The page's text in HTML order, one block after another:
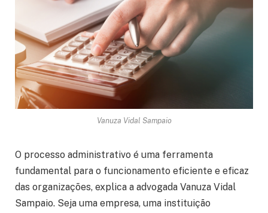
Vanuza Vidal Sampaio
O processo administrativo é uma ferramenta
fundamental para o funcionamento eficiente e eficaz
das organizações, explica a advogada Vanuza Vidal
Sampaio. Seja uma empresa, uma instituição